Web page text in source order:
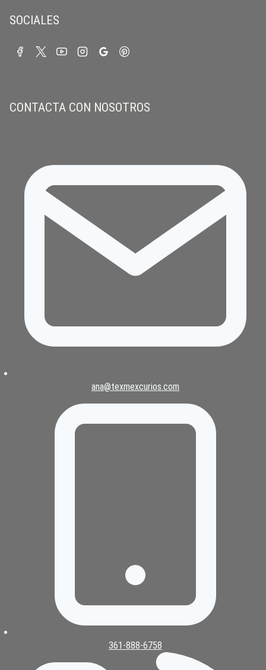
SOCIALES
CONTACTA CON NOSOTROS
ana@texmexcurios.com
361-888-6758